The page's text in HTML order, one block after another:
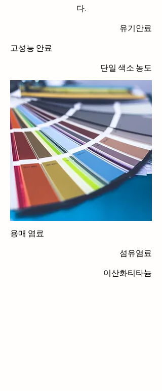
다.
유기안료
고성능 안료
단일 색소 농도
용매 염료
섬유염료
이산화티타늄